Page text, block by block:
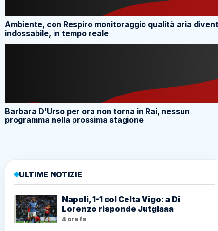
Ambiente, con Respiro monitoraggio qualità aria
indossabile, in tempo reale
Barbara D’Urso per ora non torna in Rai, nessun
programma nella prossima stagione
ULTIME NOTIZIE
Napoli, 1-1 col Celta Vigo: a Di
Lorenzo risponde Jutglaaa
4 ore fa